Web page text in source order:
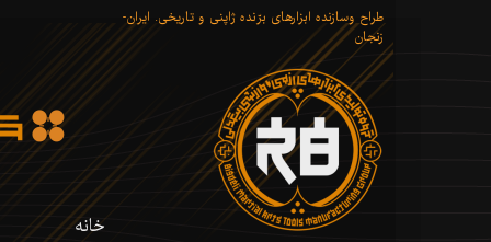
طراح وسازنده ابزارهای برّنده ژاپنی و تاریخی. ایران-
زنجان
خانه